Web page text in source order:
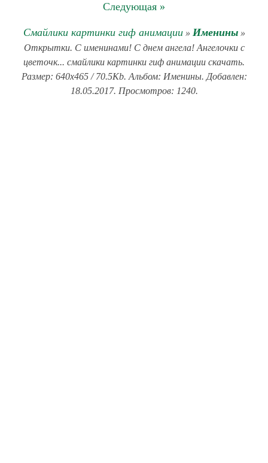
Следующая »
Смайлики картинки гиф анимации» Именины»
Открытки. С именинами! С днем ангела! Ангелочки с
цветочк... смайлики картинки гиф анимации скачать.
Размер: 640x465 / 70.5Kb. Альбом: Именины. Добавлен:
18.05.2017. Просмотров: 1240.